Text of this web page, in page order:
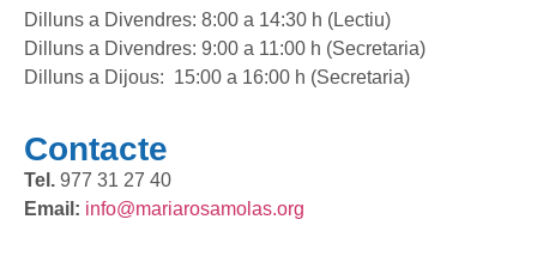
Dilluns a Divendres: 8:00 a 14:30 h (Lectiu)
Dilluns a Divendres: 9:00 a 11:00 h (Secretaria)
Dilluns a Dijous: 15:00 a 16:00 h (Secretaria)
Contacte
Tel. 977 31 27 40
Email: info@mariarosamolas.org